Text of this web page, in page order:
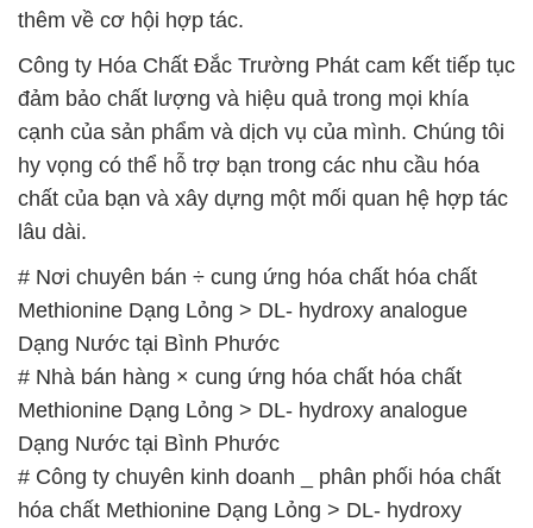
thêm về cơ hội hợp tác.
Công ty Hóa Chất Đắc Trường Phát cam kết tiếp tục
đảm bảo chất lượng và hiệu quả trong mọi khía
cạnh của sản phẩm và dịch vụ của mình. Chúng tôi
hy vọng có thể hỗ trợ bạn trong các nhu cầu hóa
chất của bạn và xây dựng một mối quan hệ hợp tác
lâu dài.
# Nơi chuyên bán ÷ cung ứng hóa chất hóa chất
Methionine Dạng Lỏng > DL- hydroxy analogue
Dạng Nước tại Bình Phước
# Nhà bán hàng × cung ứng hóa chất hóa chất
Methionine Dạng Lỏng > DL- hydroxy analogue
Dạng Nước tại Bình Phước
# Công ty chuyên kinh doanh _ phân phối hóa chất
hóa chất Methionine Dạng Lỏng > DL- hydroxy